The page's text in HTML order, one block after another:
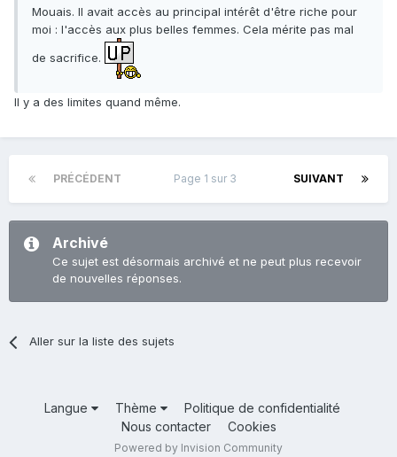
Mouais. Il avait accès au principal intérêt d'être riche pour
moi : l'accès aux plus belles femmes. Cela mérite pas mal
de sacrifice.
Il y a des limites quand même.
PRÉCÉDENT SUIVANT
Page 1 sur 3
Archivé
Ce sujet est désormais archivé et ne peut plus recevoir
de nouvelles réponses.
Aller sur la liste des sujets
Langue Thème
Politique de confidentialité
Nous contacter
Cookies
Powered by Invision Community